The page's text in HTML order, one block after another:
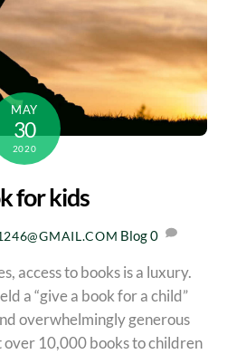
MAY
30
2020
for kids
Blog0
access to books is a luxury.
a “give a book for a child”
overwhelmingly generous
10,000 books to children